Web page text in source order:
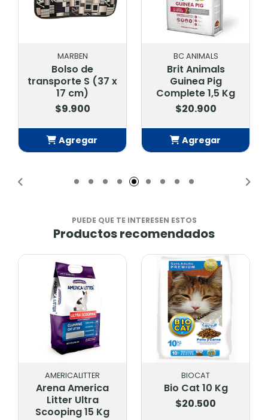
MARBEN
Bolso de
transporte S (37 x
17 cm)
$9.900
Agregar
BC ANIMALS
Brit Animals
Guinea Pig
Complete 1,5 Kg
$20.900
Agregar
PUEDE QUE TE INTERESEN ESTOS
Productos recomendados
AMERICALITTER
Arena America
Litter Ultra
Scooping 15 Kg
BIOCAT
Bio Cat 10 Kg
$20.500